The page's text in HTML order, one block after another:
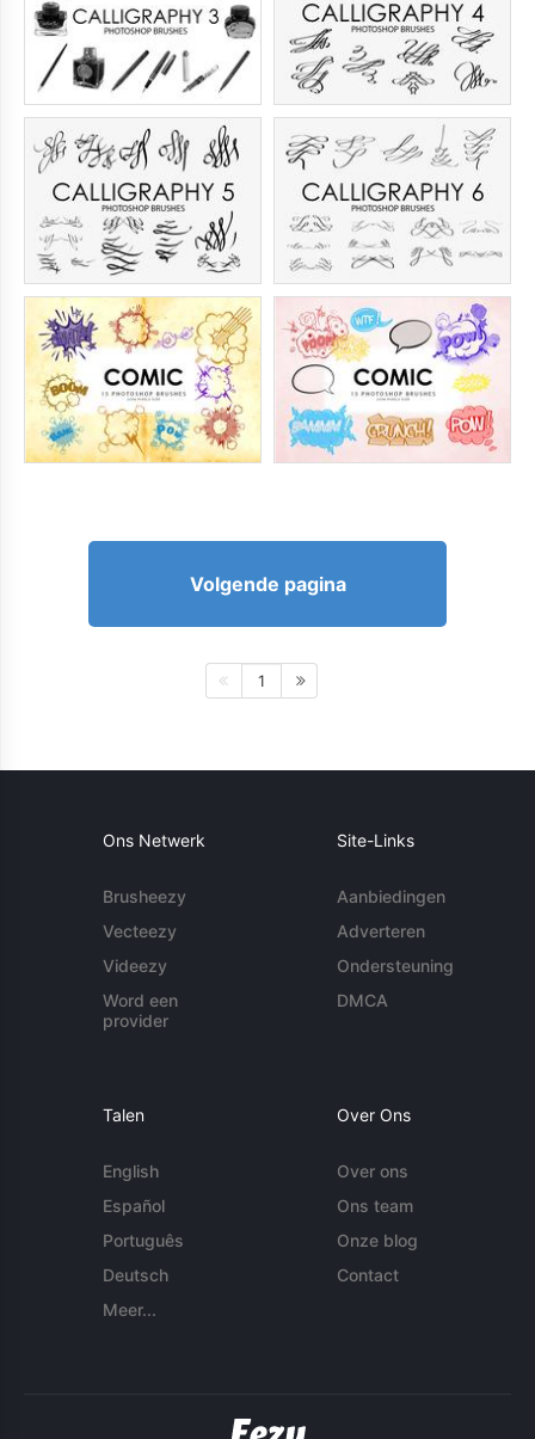
Volgende pagina
1
Ons Netwerk
Brusheezy
Vecteezy
Videezy
Word een
provider
Site-Links
Aanbiedingen
Adverteren
Ondersteuning
DMCA
Talen
English
Español
Português
Deutsch
Meer...
Over Ons
Over ons
Ons team
Onze blog
Contact